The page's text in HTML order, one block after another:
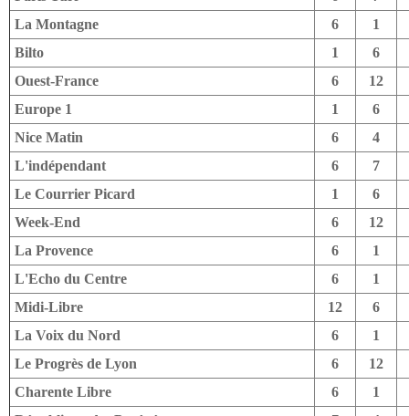
La Montagne
6
1
Bilto
1
6
Ouest-France
6
12
Europe 1
1
6
Nice Matin
6
4
L'indépendant
6
7
Le Courrier Picard
1
6
Week-End
6
12
La Provence
6
1
L'Echo du Centre
6
1
Midi-Libre
12
6
La Voix du Nord
6
1
Le Progrès de Lyon
6
12
Charente Libre
6
1